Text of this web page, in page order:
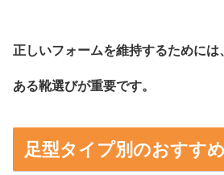
正しいフォームを維持するために
ある靴選びが重要です。
足型タイプ別のおすす